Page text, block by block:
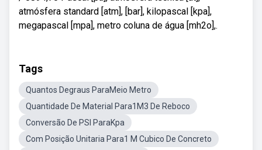
atmósfera standard [atm], [bar], kilopascal [kpa],
megapascal [mpa], metro coluna de água [mh2o],.
Tags
Quantos Degraus ParaMeio Metro
Quantidade De Material Para1M3 De Reboco
Conversão De PSI ParaKpa
Com Posição Unitaria Para1 M Cubico De Concreto